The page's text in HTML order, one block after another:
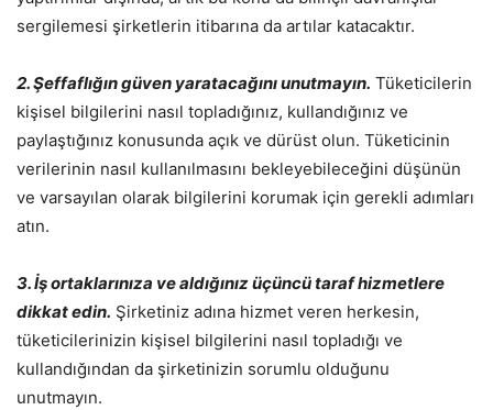
sergilemesi şirketlerin itibarına da artılar katacaktır.
2. Şeffaflığın güven yaratacağını unutmayın. Tüketicilerin
kişisel bilgilerini nasıl topladığınız, kullandığınız ve
paylaştığınız konusunda açık ve dürüst olun. Tüketicinin
verilerinin nasıl kullanılmasını bekleyebileceğini düşünün
ve varsayılan olarak bilgilerini korumak için gerekli adımları
atın.
3. İş ortaklarınıza ve aldığınız üçüncü taraf hizmetlere
dikkat edin. Şirketiniz adına hizmet veren herkesin,
tüketicilerinizin kişisel bilgilerini nasıl topladığı ve
kullandığından da şirketinizin sorumlu olduğunu
unutmayın.